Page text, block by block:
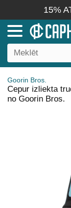
15%
Goorin Bros.
Cepur izliekta
no Goorin Bros.